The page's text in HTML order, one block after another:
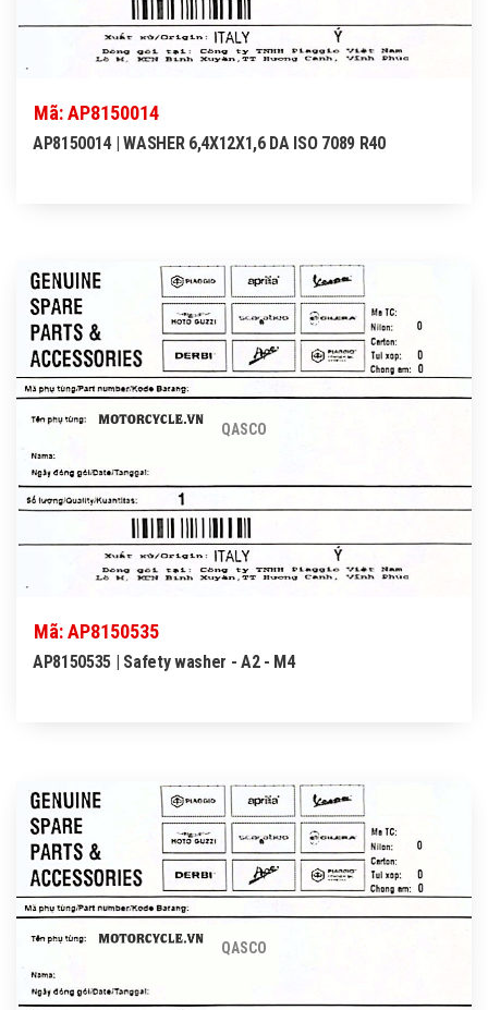
Mã: AP8150014
AP8150014 | WASHER 6,4X12X1,6 DA ISO 7089 R40
QASCO
Mã: AP8150535
AP8150535 | Safety washer - A2 - M4
QASCO